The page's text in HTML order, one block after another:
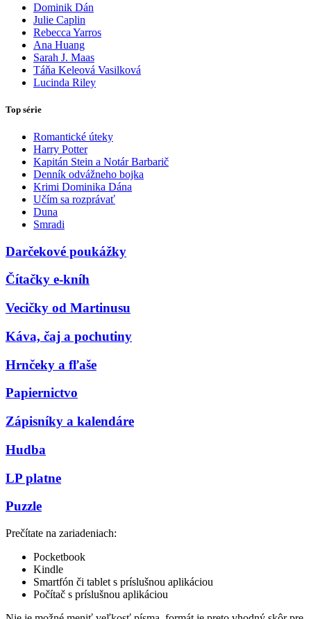
Dominik Dán
Julie Caplin
Rebecca Yarros
Ana Huang
Sarah J. Maas
Táňa Keleová Vasilková
Lucinda Riley
Top série
Romantické úteky
Harry Potter
Kapitán Stein a Notár Barbarič
Denník odvážneho bojka
Krimi Dominika Dána
Učím sa rozprávať
Duna
Smradi
Darčekové poukážky
Čítačky e-kníh
Vecičky od Martinusu
Káva, čaj a pochutiny
Hrnčeky a fľaše
Papiernictvo
Zápisníky a kalendáre
Hudba
LP platne
Puzzle
Prečítate na zariadeniach:
Pocketbook
Kindle
Smartfón či tablet s príslušnou aplikáciou
Počítač s príslušnou aplikáciou